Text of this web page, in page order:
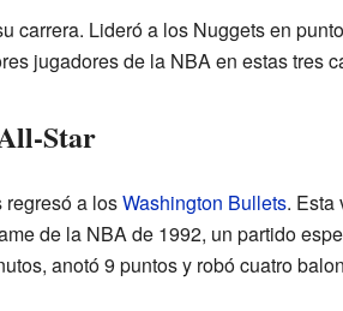
carrera. Lideró a los Nuggets en
jugadores de la NBA en estas tres
Star
regresó a losWashington Bullets. Esta
de la NBA de 1992, un partido
anotó 9 puntos y robó cuatro